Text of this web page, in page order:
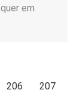
em
206
207